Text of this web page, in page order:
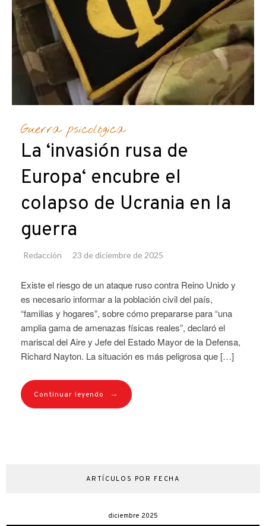
Guerra psicológica
La ‘invasión rusa de
Europa‘ encubre el
colapso de Ucrania en la
guerra
Redacción 23 de diciembre de 2025
Existe el riesgo de un ataque ruso contra Reino Unido y
es necesario informar a la población civil del país,
“familias y hogares”, sobre cómo prepararse para “una
amplia gama de amenazas físicas reales”, declaró el
mariscal del Aire y Jefe del Estado Mayor de la Defensa,
Richard Nayton. La situación es más peligrosa que […]
Continuar leyendo →
ARTÍCULOS POR FECHA
diciembre 2025